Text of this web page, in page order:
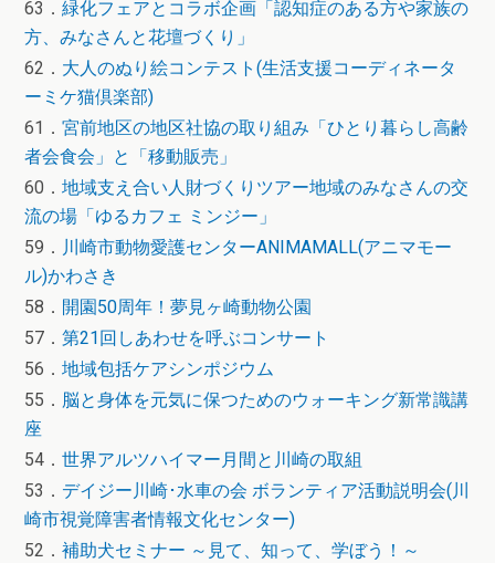
63． 緑化フェアとコラボ企画「認知症のある方や家族の
方、みなさんと花壇づくり」
62． 大人のぬり絵コンテスト(生活支援コーディネータ
ーミケ猫倶楽部)
61． 宮前地区の地区社協の取り組み「ひとり暮らし高齢
者会食会」と「移動販売」
60． 地域支え合い人財づくりツアー地域のみなさんの交
流の場「ゆるカフェ ミンジー」
59． 川崎市動物愛護センターANIMAMALL(アニマモー
ル)かわさき
58． 開園50周年！夢見ヶ崎動物公園
57． 第21回しあわせを呼ぶコンサート
56． 地域包括ケアシンポジウム
55． 脳と身体を元気に保つためのウォーキング新常識講
座
54． 世界アルツハイマー月間と川崎の取組
53． デイジー川崎･水車の会 ボランティア活動説明会(川
崎市視覚障害者情報文化センター)
52． 補助犬セミナー ～見て、知って、学ぼう！～